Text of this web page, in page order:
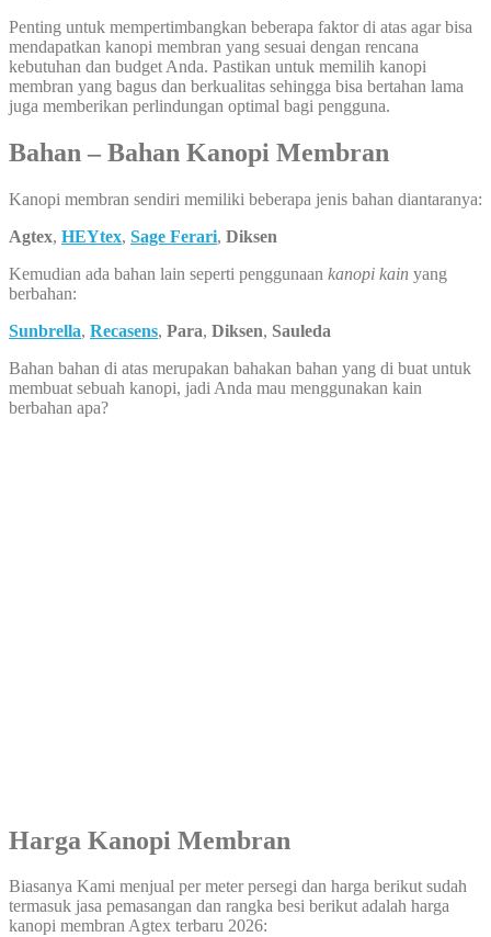
Penting untuk mempertimbangkan beberapa faktor di atas agar bisa
mendapatkan kanopi membran yang sesuai dengan rencana
kebutuhan dan budget Anda. Pastikan untuk memilih kanopi
membran yang bagus dan berkualitas sehingga bisa bertahan lama
juga memberikan perlindungan optimal bagi pengguna.
Bahan – Bahan Kanopi Membran
Kanopi membran sendiri memiliki beberapa jenis bahan diantaranya:
Agtex, HEYtex, Sage Ferari, Diksen
Kemudian ada bahan lain seperti penggunaan kanopi kain yang
berbahan:
Sunbrella, Recasens, Para, Diksen, Sauleda
Bahan bahan di atas merupakan bahakan bahan yang di buat untuk
membuat sebuah kanopi, jadi Anda mau menggunakan kain
berbahan apa?
Harga Kanopi Membran
Biasanya Kami menjual per meter persegi dan harga berikut sudah
termasuk jasa pemasangan dan rangka besi berikut adalah harga
kanopi membran Agtex terbaru 2026: